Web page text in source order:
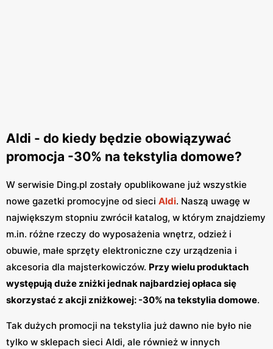
Aldi - do kiedy będzie obowiązywać
promocja -30% na tekstylia domowe?
W serwisie Ding.pl zostały opublikowane już wszystkie
nowe gazetki promocyjne od sieci Aldi. Naszą uwagę w
największym stopniu zwrócił katalog, w którym znajdziemy
m.in. różne rzeczy do wyposażenia wnętrz, odzież i
obuwie, małe sprzęty elektroniczne czy urządzenia i
akcesoria dla majsterkowiczów. Przy wielu produktach
występują duże zniżki jednak najbardziej opłaca się
skorzystać z akcji zniżkowej: -30% na tekstylia domowe.
Tak dużych promocji na tekstylia już dawno nie było nie
tylko w sklepach sieci Aldi, ale również w innych